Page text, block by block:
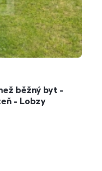
běžný byt -
- Lobzy